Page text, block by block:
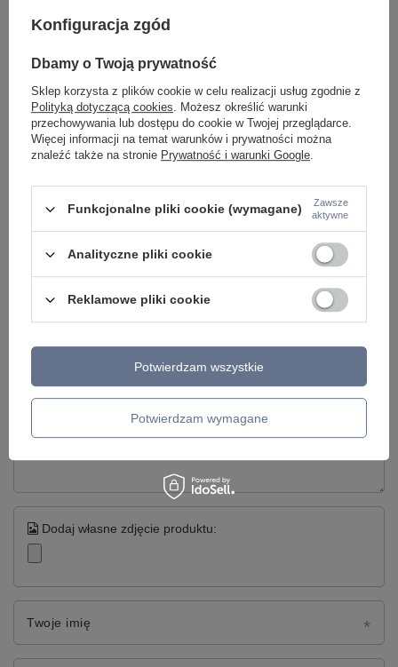
Potrzebujesz pomocy? Masz pytania lub
chcesz lepszą cenę?
Napisz do nas - doradzimy, odpowiemy
szybko i przygotujemy indywidualną ofertę
dopasowaną do Ciebie..
Napisz do nas
Napisz swoją opinię
Twoja ocena:
5/5
Treść twojej opinii
Dodaj własne zdjęcie produktu:
Twoje imię
Konfiguracja zgód
Dbamy o Twoją prywatność
Sklep korzysta z plików cookie w celu realizacji usług zgodnie z
Polityką dotyczącą cookies. Możesz określić warunki
przechowywania lub dostępu do cookie w Twojej przeglądarce.
Więcej informacji na temat warunków i prywatności można
znaleźć także na stronie Prywatność i warunki Google.
Funkcjonalne pliki cookie (wymagane)
Zawsze
aktywne
Analityczne pliki cookie
Reklamowe pliki cookie
Potwierdzam wymagane
Potwierdzam wszystkie